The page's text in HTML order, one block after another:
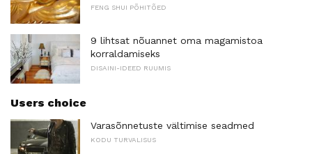
FENG SHUI PÕHITÕED
9 lihtsat nõuannet oma magamistoa
korraldamiseks
DISAINI-IDEED RUUMIS
Users choice
Varasõnnetuste vältimise seadmed
KODU TURVALISUS